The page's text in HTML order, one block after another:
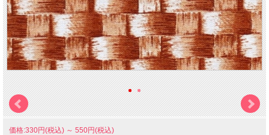
価格:330円(税込) ～ 550円(税込)